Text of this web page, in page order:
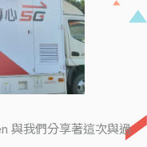
與我們分享著這次與過